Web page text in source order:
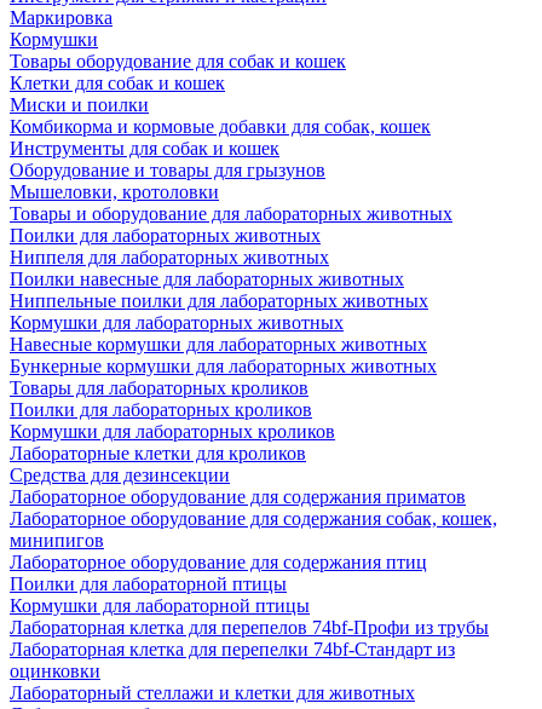
Маркировка
Кормушки
Товары оборудование для собак и кошек
Клетки для собак и кошек
Миски и поилки
Комбикорма и кормовые добавки для собак, кошек
Инструменты для собак и кошек
Оборудование и товары для грызунов
Мышеловки, кротоловки
Товары и оборудование для лабораторных животных
Поилки для лабораторных животных
Ниппеля для лабораторных животных
Поилки навесные для лабораторных животных
Ниппельные поилки для лабораторных животных
Кормушки для лабораторных животных
Навесные кормушки для лабораторных животных
Бункерные кормушки для лабораторных животных
Товары для лабораторных кроликов
Поилки для лабораторных кроликов
Кормушки для лабораторных кроликов
Лабораторные клетки для кроликов
Средства для дезинсекции
Лабораторное оборудование для содержания приматов
Лабораторное оборудование для содержания собак, кошек,
минипигов
Лабораторное оборудование для содержания птиц
Поилки для лабораторной птицы
Кормушки для лабораторной птицы
Лабораторная клетка для перепелов 74bf-Профи из трубы
Лабораторная клетка для перепелки 74bf-Стандарт из
оцинковки
Лабораторный стеллажи и клетки для животных